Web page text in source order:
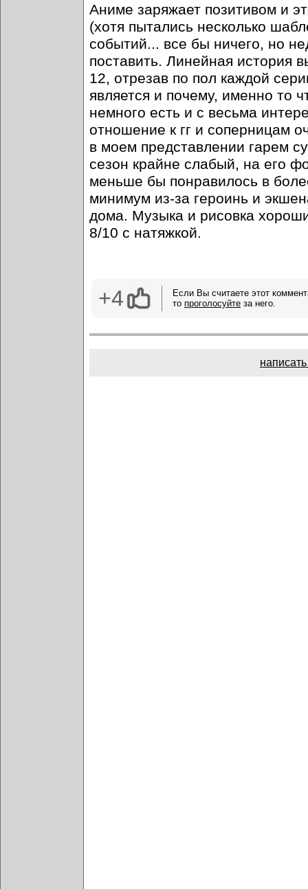
Аниме заряжает позитивом и
(хотя пытались несколько
событий... все бы ничего, но
поставить. Линейная история
12, отрезав по пол каждой
является и почему, именно то
немного есть и с весьма
отношение к гг и соперницам
в моем представлении гарем
сезон крайне слабый, на его
меньше бы понравилось в
минимум из-за героинь и
дома. Музыка и рисовка
8/10 с натяжкой.
+4
Если Вы считаете этот
то проголосуйте за него.